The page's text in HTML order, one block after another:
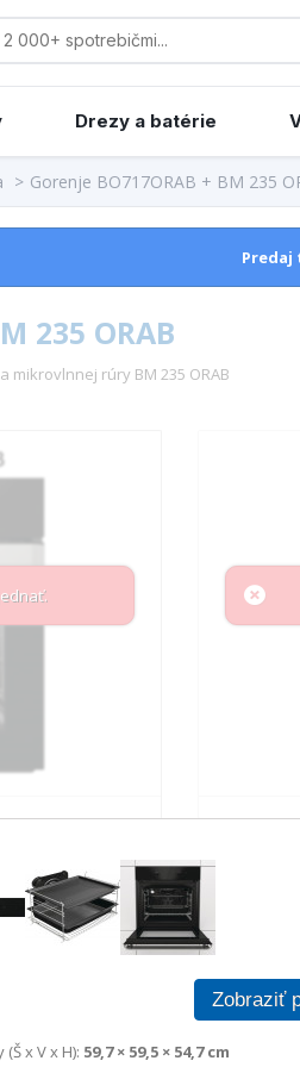
Drezy a batérie
> Gorenje BO717ORAB + BM 235
235 ORAB
mikrovlnnej rúry BM 235 ORAB
Zobraziť
x V x H): 59,7 × 59,5 × 54,7 cm